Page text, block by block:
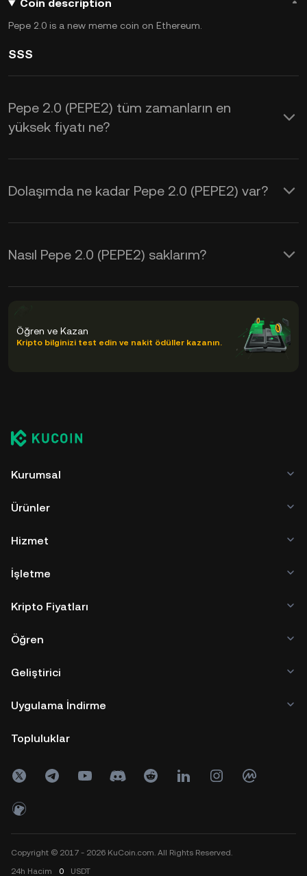
Coin description
Pepe 2.0 is a new meme coin on Ethereum.
SSS
Pepe 2.0 (PEPE2) tüm zamanların en
yüksek fiyatı ne?
Dolaşımda ne kadar Pepe 2.0 (PEPE2) var?
Nasıl Pepe 2.0 (PEPE2) saklarım?
Öğren ve Kazan
Kripto bilginizi test edin ve nakit ödüller kazanın.
Kurumsal
Ürünler
Hizmet
İşletme
Kripto Fiyatları
Öğren
Geliştirici
Uygulama İndirme
Topluluklar
Copyright © 2017 - 2026 KuCoin.com. All Rights Reserved.
24h Hacim 0 USDT